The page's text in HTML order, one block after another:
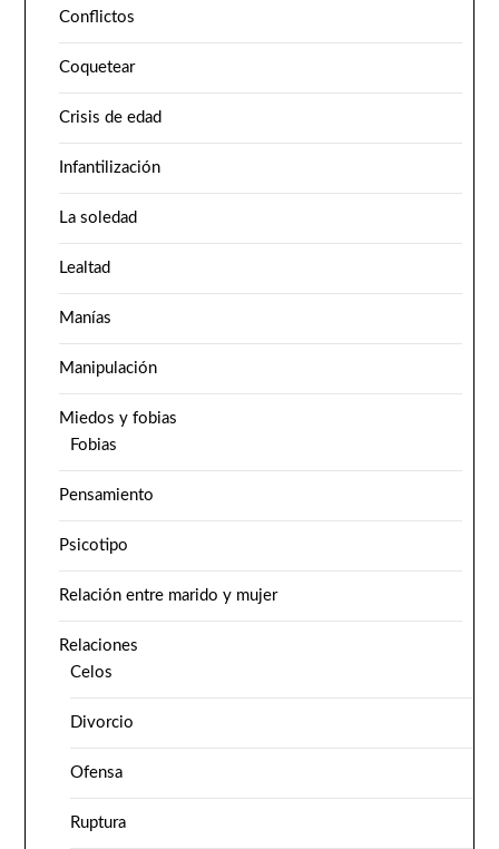
Conflictos
Coquetear
Crisis de edad
Infantilización
La soledad
Lealtad
Manías
Manipulación
Miedos y fobias
Fobias
Pensamiento
Psicotipo
Relación entre marido y mujer
Relaciones
Celos
Divorcio
Ofensa
Ruptura